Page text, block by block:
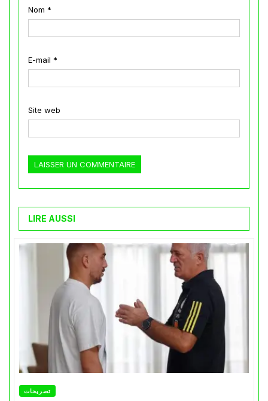
Nom *
E-mail *
Site web
LIRE AUSSI
تصريحات